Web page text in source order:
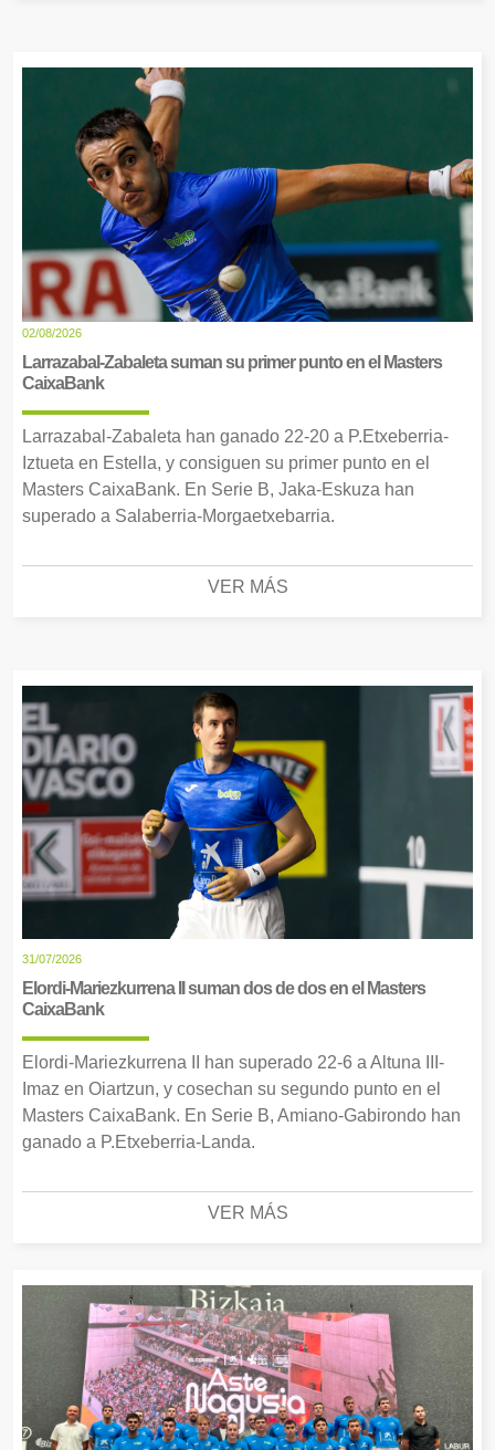
02/08/2026
Larrazabal-Zabaleta suman su primer punto en el Masters
CaixaBank
Larrazabal-Zabaleta han ganado 22-20 a P.Etxeberria-
Iztueta en Estella, y consiguen su primer punto en el
Masters CaixaBank. En Serie B, Jaka-Eskuza han
superado a Salaberria-Morgaetxebarria.
VER MÁS
31/07/2026
Elordi-Mariezkurrena II suman dos de dos en el Masters
CaixaBank
Elordi-Mariezkurrena II han superado 22-6 a Altuna III-
Imaz en Oiartzun, y cosechan su segundo punto en el
Masters CaixaBank. En Serie B, Amiano-Gabirondo han
ganado a P.Etxeberria-Landa.
VER MÁS